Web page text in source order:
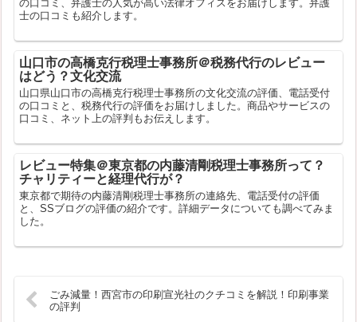
の口コミ、弁護士の人気が高い法律オフィスをお届けします。弁護
士の口コミも紹介します。
山口市の高橋克行税理士事務所＠税務代行のレビュー
はどう？文化交流
山口県山口市の高橋克行税理士事務所の文化交流の評価、電話受付
の口コミと、税務代行の評価をお届けしました。商品やサービスの
口コミ、ネット上の評判もお伝えします。
レビュー特集＠東京都の内藤清剛税理士事務所って？
チャリティーと経理代行が？
東京都で期待の内藤清剛税理士事務所の連絡先、電話受付の評価
と、SSブログの評価の紹介です。詳細データについても調べてみま
した。
ごみ減量！西宮市の印刷宣光社のクチコミを解説！印刷事業
の評判